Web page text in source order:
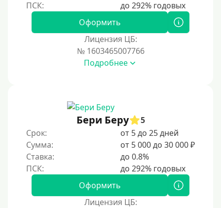
Оформить
Лицензия ЦБ:
№ 1603465007766
Подробнее
Бери Беру
5
Срок:
от 5 до 25 дней
Сумма:
от 5 000 до 30 000 ₽
Ставка:
до 0.8%
Оформить
Лицензия ЦБ: